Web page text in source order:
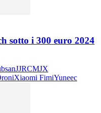
sotto i 300 euro 2024
JJRCMJX
Xiaomi FimiYuneec